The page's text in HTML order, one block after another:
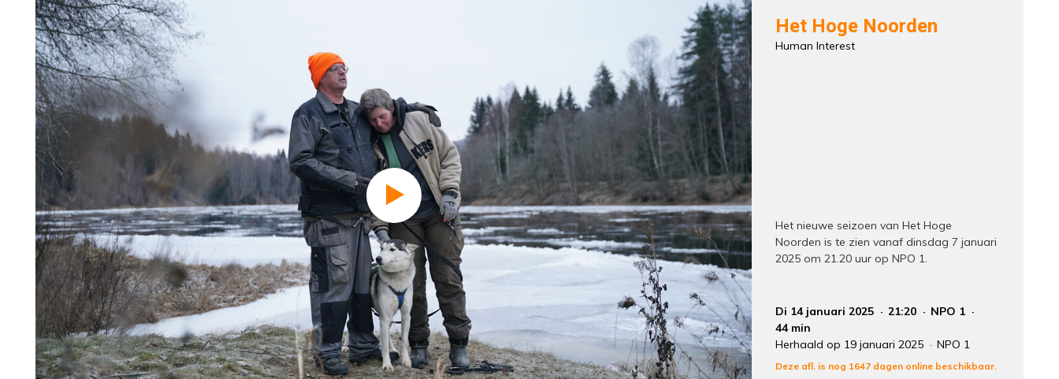
CONSUMENT ETEN & DRINKEN MEDIA & CULTUUR
TERUG NAAR TOEN Het Hoge Noorden
Human Interest
Het nieuwe seizoen van Het Hoge
Noorden is te zien vanaf dinsdag 7 januari
2025 om 21.20 uur op NPO 1.
Di 14 januari 2025 21:20
NPO 1
44 min
Herhaald op 19 januari 2025
NPO 1
Deze afl. is nog 1647 dagen online beschikbaar.